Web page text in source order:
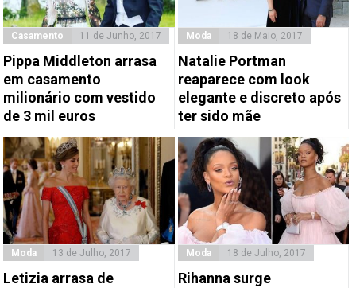
Casamento 11 de Junho, 2017
Pippa Middleton arrasa
em casamento
milionário com vestido
de 3 mil euros
Moda 18 de Maio, 2017
Natalie Portman
reaparece com look
elegante e discreto após
ter sido mãe
Moda 13 de Julho, 2017
Letizia arrasa de
Moda 18 de Julho, 2017
Rihanna surge